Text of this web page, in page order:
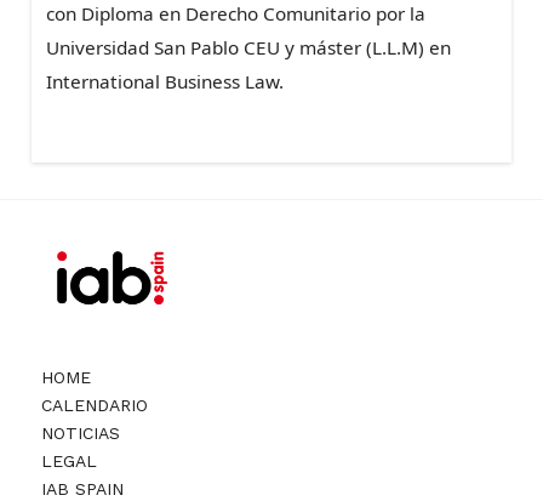
con Diploma en Derecho Comunitario por la
Universidad San Pablo CEU y máster (L.L.M) en
International Business Law.
HOME
CALENDARIO
NOTICIAS
LEGAL
IAB SPAIN